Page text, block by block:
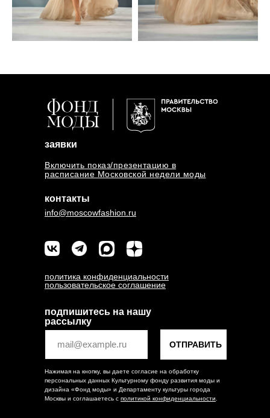
подпишитесь на нашу
рассылку
политика конфиденциальности
пользовательское соглашение
контакты
info@moscowfashion.ru
заявки
Включить показ/презентацию в
расписание Московской недели моды
Нажимая на кнопку, вы даете согласие на обработку
персональных данных Культурному фонду развития моды и
дизайна «Фонд моды» и Департаменту культуры города
Москвы и соглашаетесь c политикой конфиденциальности
ОТПРАВИТЬ